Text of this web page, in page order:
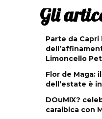
Gli
Parte da Capri
Limoncello
Flor de Maga:
dell’estate è
DOuMIX?
caraibica con